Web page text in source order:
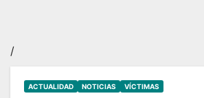
/
ACTUALIDAD NOTICIAS VÍCTIMAS